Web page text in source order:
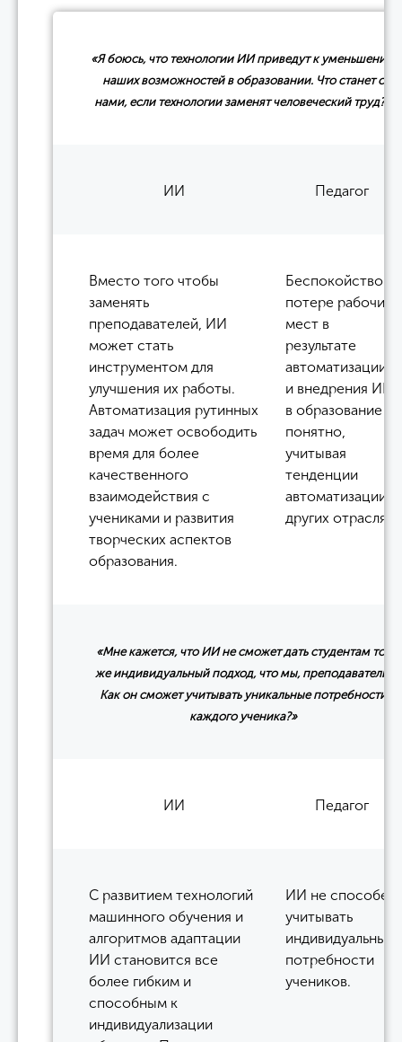
«Я боюсь, что технологии ИИ приведут к уменьшению
наших возможностей в образовании. Что станет с
нами, если технологии заменят человеческий труд?
ИИ Педагог
Вместо того чтобы
заменять
преподавателей, ИИ
может стать
инструментом для
улучшения их работы.
Автоматизация рутинных
задач может освободить
время для более
качественного
взаимодействия с
учениками и развития
творческих аспектов
образования.
Беспокойство о
потере рабочих
мест в
результате
автоматизации
и внедрения ИИ
в образование
понятно,
учитывая
тенденции
автоматизации в
других отраслях.
«Мне кажется, что ИИ не сможет дать студентам тот
же индивидуальный подход, что мы, преподаватели.
Как он сможет учитывать уникальные потребности
каждого ученика?»
ИИ Педагог
С развитием технологий
машинного обучения и
алгоритмов адаптации
ИИ становится все
более гибким и
способным к
индивидуализации
ИИ не способен
учитывать
индивидуальные
потребности
учеников.